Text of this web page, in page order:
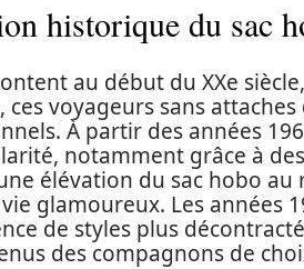
historique du sac
au début du XXe
voyageurs sans
À partir des années
notamment grâce à
élévation du sac hobo au
glamoureux. Les années
de styles plus
des compagnons de